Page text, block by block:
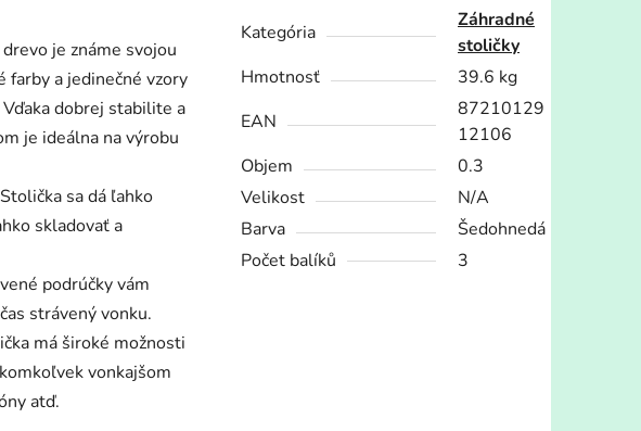
je známe svojou
farby a jedinečné vzory
dobrej stabilite a
je ideálna na výrobu
sa dá ľahko
skladovať a
podrúčky vám
strávený vonku.
má široké možnosti
vonkajšom
atď.
Kategória
Záhradné
stoličky
Hmotnosť
39.6 kg
EAN
87210129
12106
Objem
0.3
Velikost
N/A
Barva
Šedohnedá
Počet balíků
3